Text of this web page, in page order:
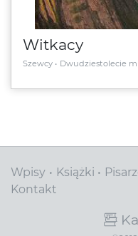
Witkacy
Szewcy Dwudziestolecie
Wpisy Książki
Kontakt